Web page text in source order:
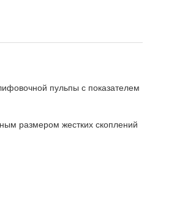
пульпы с показателем
размером жестких скоплений